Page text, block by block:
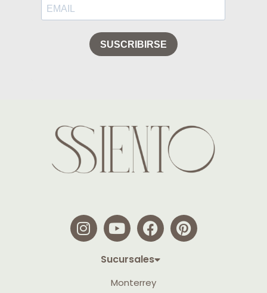
Sucursales
Monterrey